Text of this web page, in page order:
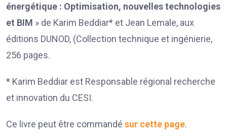
énergétique : Optimisation, nouvelles technologies
et BIM » de Karim Beddiar* et Jean Lemale, aux
éditions DUNOD, (Collection technique et ingénierie,
256 pages.
* Karim Beddiar est Responsable régional recherche
et innovation du CESI.
Ce livre peut être commandé sur cette page.